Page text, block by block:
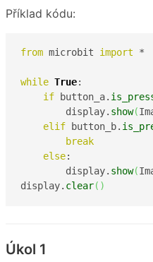
Příklad kódu:
from microbit import *
while True:
if button_a.
        display.
show(
elif button_b.
break
else:
        display.
show(
display. clear( )
Úkol 1